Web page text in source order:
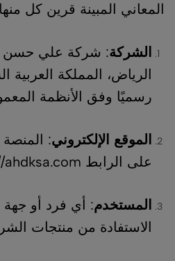
المعاني المبينة قرين كل
الشركة: شركة علي حسن
الرياض، المملكة العربية
رسميًا وفق الأنظمة
الموقع الإلكتروني: المنصة
على الرابط
المستخدم: أي فرد أو جهة
الاستفادة من منتجات